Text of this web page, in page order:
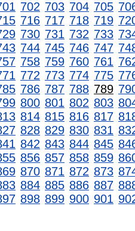
702 703 704 705
716 717 718 719
730 731 732 733
744 745 746 747
758 759 760 761
772 773 774 775
786 787 788 789
800 801 802 803
814 815 816 817
828 829 830 831
842 843 844 845
856 857 858 859
870 871 872 873
884 885 886 887
898 899 900 901